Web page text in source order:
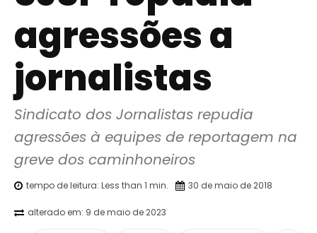
agressões a
jornalistas
Sindicato dos Jornalistas repudia
agressões à equipes de reportagem na
greve dos caminhoneiros
tempo de leitura: Less than 1 min. 30 de maio de 2018
alterado em: 9 de maio de 2023